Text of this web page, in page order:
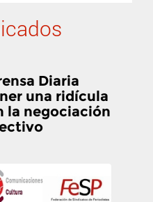
Diaria
una ridícula
la negociación